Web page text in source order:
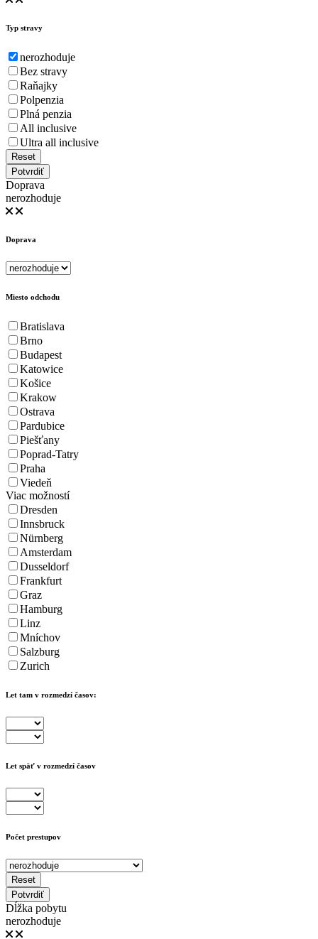
Typ stravy
nerozhoduje
Bez stravy
Raňajky
Polpenzia
Plná penzia
All inclusive
Ultra all inclusive
Reset
Potvrdiť
Doprava
nerozhoduje
Doprava
Miesto odchodu
Bratislava
Brno
Budapest
Katowice
Košice
Krakow
Ostrava
Pardubice
Piešťany
Poprad-Tatry
Praha
Viedeň
Viac možností
Dresden
Innsbruck
Nürnberg
Amsterdam
Dusseldorf
Frankfurt
Graz
Hamburg
Linz
Mníchov
Salzburg
Zurich
Let tam v rozmedzí časov:
Let späť v rozmedzí časov
Počet prestupov
Reset
Potvrdiť
Dĺžka pobytu
nerozhoduje